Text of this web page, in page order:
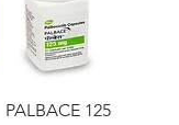
PALBACE 125